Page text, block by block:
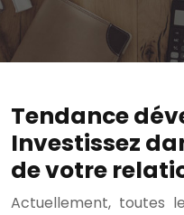
Tendance
Investissez
de votre
Actuellement, toutes